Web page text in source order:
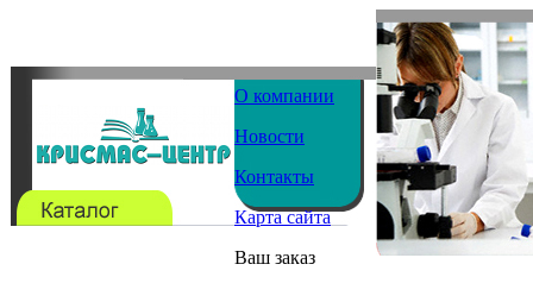
О компании
Новости
Контакты
Карта сайта
Ваш заказ